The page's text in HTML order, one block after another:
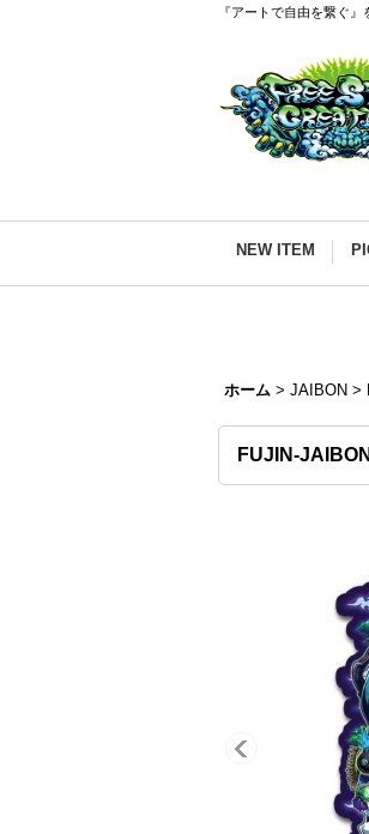
『アートで自由を繋ぐ
NEW ITEM
ホーム > JAIBON >
FUJIN-